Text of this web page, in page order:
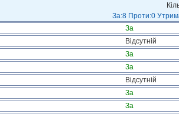
За:8 Проти:0
За
Відсутній
За
За
Відсутній
За
За